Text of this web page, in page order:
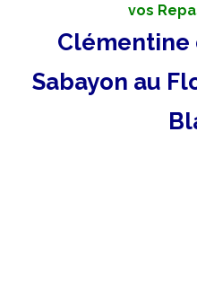
vos
Clémentine
Sabayon au